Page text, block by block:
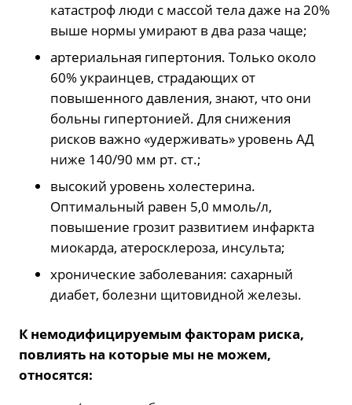
катастроф люди с массой тела даже на 20%
выше нормы умирают в два раза чаще;
артериальная гипертония. Только около
60% украинцев, страдающих от
повышенного давления, знают, что они
больны гипертонией. Для снижения
рисков важно «удерживать» уровень АД
ниже 140/90 мм рт. ст.;
высокий уровень холестерина.
Оптимальный равен 5,0 ммоль/л,
повышение грозит развитием инфаркта
миокарда, атеросклероза, инсульта;
хронические заболевания: сахарный
диабет, болезни щитовидной железы.
К немодифицируемым факторам риска,
повлиять на которые мы не можем,
относятся: